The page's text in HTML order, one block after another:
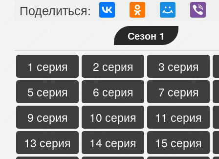
Поделиться:
Сезон 1
1 серия 2 серия
3 серия
5 серия
6 серия
7 серия
9 серия
10 серия
11 серия
13 серия
14 серия
15 серия